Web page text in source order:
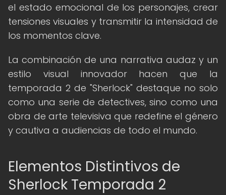
el estado emocional de los personajes, crear
tensiones visuales y transmitir la intensidad de
los momentos clave.
La combinación de una narrativa audaz y un
estilo visual innovador hacen que la
temporada 2 de "Sherlock" destaque no solo
como una serie de detectives, sino como una
obra de arte televisiva que redefine el género
y cautiva a audiencias de todo el mundo.
Elementos Distintivos de
Sherlock Temporada 2